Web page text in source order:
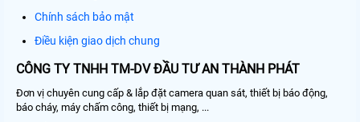
Chính sách bảo mật
Điều kiện giao dịch chung
CÔNG TY TNHH TM-DV ĐẦU TƯ AN THÀNH PHÁT
Đơn vị chuyên cung cấp & lắp đặt camera quan sát, thiết bị báo động,
báo cháy, máy chấm công, thiết bị mạng, ...